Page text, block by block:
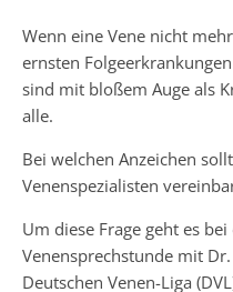
Wenn eine Vene nicht
ernsten
sind mit bloßem Auge als
alle.
Bei welchen Anzeichen
Venenspezialisten
Um diese Frage geht es
Venensprechstunde mit
Deutschen Venen-Liga